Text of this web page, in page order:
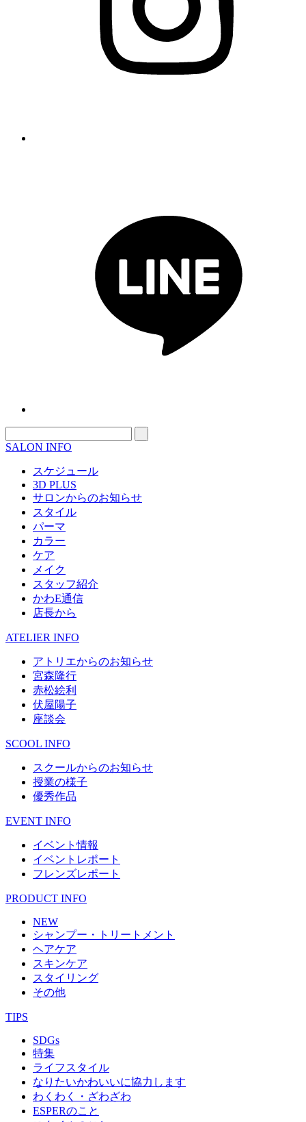
SALON INFO
スケジュール
3D PLUS
サロンからのお知らせ
スタイル
パーマ
カラー
ケア
メイク
スタッフ紹介
かわE通信
店長から
ATELIER INFO
アトリエからのお知らせ
宮森隆行
赤松絵利
伏屋陽子
座談会
SCOOL INFO
スクールからのお知らせ
授業の様子
優秀作品
EVENT INFO
イベント情報
イベントレポート
フレンズレポート
PRODUCT INFO
NEW
シャンプー・トリートメント
ヘアケア
スキンケア
スタイリング
その他
TIPS
SDGs
特集
ライフスタイル
なりたいかわいいに協力します
わくわく・ざわざわ
ESPERのこと